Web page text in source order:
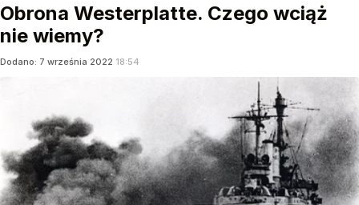
Obrona Westerplatte. Czego wciąż
nie wiemy?
Dodano: 7 września 2022 18:54